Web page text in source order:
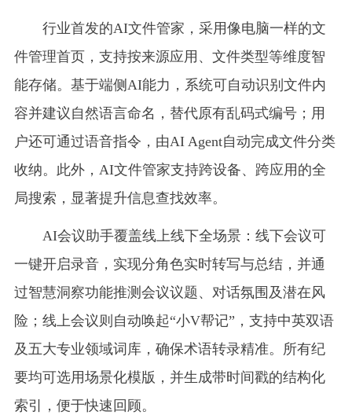
行业首发的AI文件管家，采用像电脑一样的文
件管理首页，支持按来源应用、文件类型等维度智
能存储。基于端侧AI能力，系统可自动识别文件内
容并建议自然语言命名，替代原有乱码式编号；用
户还可通过语音指令，由AI Agent自动完成文件分类
收纳。此外，AI文件管家支持跨设备、跨应用的全
局搜索，显著提升信息查找效率。
AI会议助手覆盖线上线下全场景：线下会议可
一键开启录音，实现分角色实时转写与总结，并通
过智慧洞察功能推测会议议题、对话氛围及潜在风
险；线上会议则自动唤起“小V帮记”，支持中英双语
及五大专业领域词库，确保术语转录精准。所有纪
要均可选用场景化模版，并生成带时间戳的结构化
索引，便于快速回顾。